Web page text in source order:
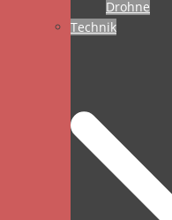
Drohne
Technik